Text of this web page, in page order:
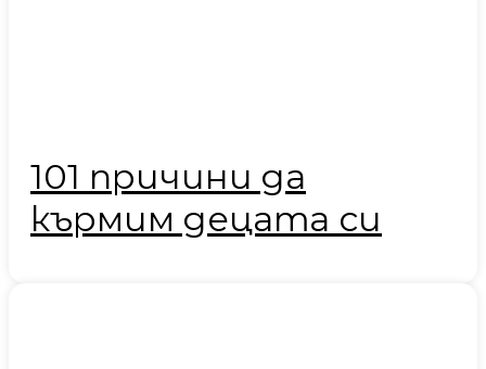
101 причини да
кърмим децата си